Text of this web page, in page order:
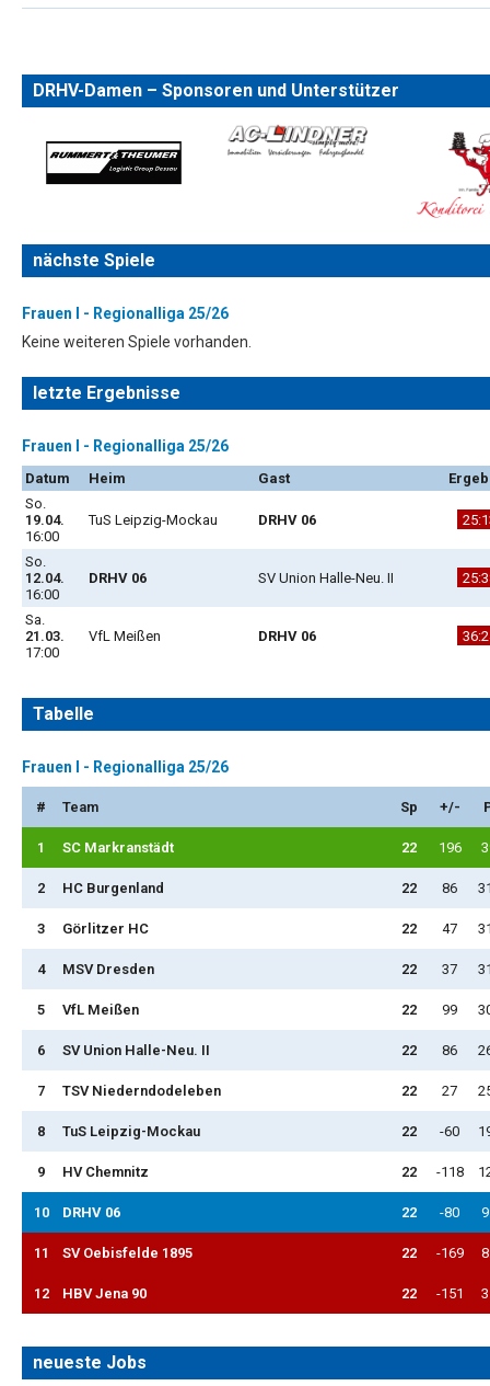
DRHV-Damen – Sponsoren und Unterstützer
nächste Spiele
Frauen I - Regionalliga 25/26
Keine weiteren Spiele vorhanden.
letzte Ergebnisse
Frauen I - Regionalliga 25/26
Datum Heim Gast
So.
19.04.
16:00
TuS Leipzig-Mockau DRHV 06
So.
12.04.
16:00
DRHV 06 SV Union Halle-Neu. II
Sa.
21.03.
17:00
VfL Meißen DRHV 06
Tabelle
Frauen I - Regionalliga 25/26
# Team Sp +/-
1 SC Markranstädt 22 196
2 HC Burgenland 22 86
3 Görlitzer HC 22 47
4 MSV Dresden 22 37
5 VfL Meißen 22 99
6 SV Union Halle-Neu. II 22 86
7 TSV Niederndodeleben 22 27
8 TuS Leipzig-Mockau 22 -60
9 HV Chemnitz 22 -118
10 DRHV 06 22 -80
11 SV Oebisfelde 1895 22 -169
12 HBV Jena 90 22 -151
neueste Jobs